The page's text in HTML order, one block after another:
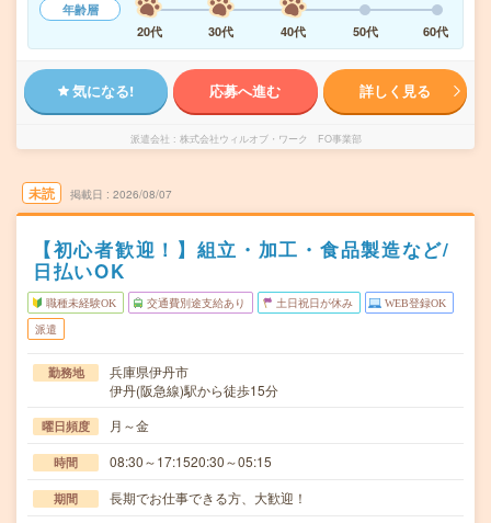
年齢層
20代
30代 40代 50代 60代
気になる! 応募へ進む 詳しく見る
派遣会社 株式会社ウィルオブ・ワーク FO事業部
未読 掲載日 2026/08/07
【初心者歓迎！】組立・加工・食品製造など/
日払いOK
職種未経験OK 交通費別途支給あり 土日祝日が休み WEB登録OK
派遣
勤務地
兵庫県伊丹市
伊丹(阪急線)駅から徒歩15分
曜日頻度 月～金
時間 08:30～17:1520:30～05:15
期間 長期でお仕事できる方、大歓迎！